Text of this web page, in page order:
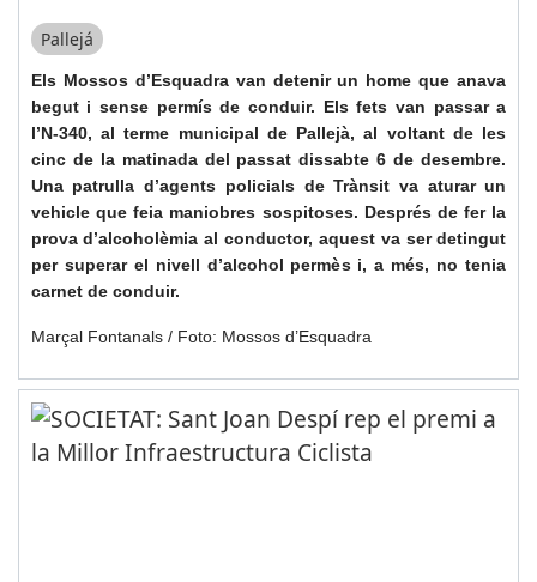
Pallejá
Els Mossos d’Esquadra van detenir un home que anava
begut i sense permís de conduir. Els fets van passar a
l’N-340, al terme municipal de Pallejà, al voltant de les
cinc de la matinada del passat dissabte 6 de desembre.
Una patrulla d’agents policials de Trànsit va aturar un
vehicle que feia maniobres sospitoses. Després de fer la
prova d’alcoholèmia al conductor, aquest va ser detingut
per superar el nivell d’alcohol permès i, a més, no tenia
carnet de conduir.
Marçal Fontanals / Foto: Mossos d’Esquadra